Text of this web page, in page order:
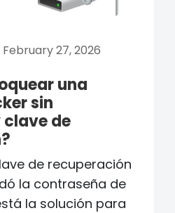
27, 2026
una
sin
de
de recuperación
la contraseña de
la solución para